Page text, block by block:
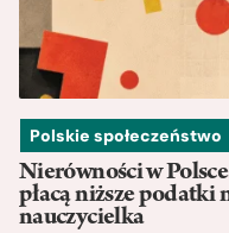
Polskie społeczeństwo
Nierówności w
płacą niższe podatki
nauczycielka